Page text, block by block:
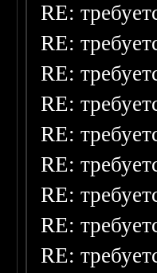
RE:
RE:
RE:
RE:
RE:
RE:
RE:
RE:
RE: